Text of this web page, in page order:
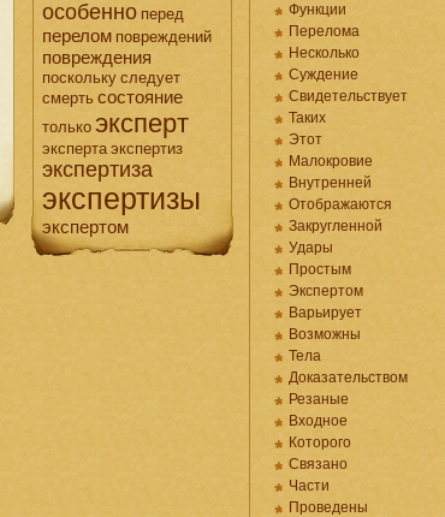
особенно перед
перелом повреждений
повреждения
поскольку следует
смерть состояние
только эксперт
эксперта экспертиз
экспертиза
экспертизы
экспертом
Функции
Перелома
Несколько
Суждение
Свидетельствует
Таких
Этот
Малокровие
Внутренней
Отображаются
Закругленной
Удары
Простым
Экспертом
Варьирует
Возможны
Тела
Доказательством
Резаные
Входное
Которого
Связано
Части
Проведены